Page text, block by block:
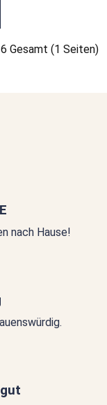
Gesamt (1 Seiten)
nach Hause!